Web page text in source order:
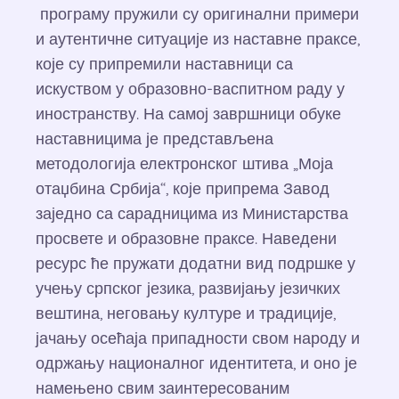
програму пружили су оригинални примери
и аутентичне ситуације из наставне праксе,
које су припремили наставници са
искуством у образовно-васпитном раду у
иностранству. На самој завршници обуке
наставницима је представљена
методологија електронског штива „Моја
отаџбина Србија“, које припрема Завод
заједно са сарадницима из Министарства
просвете и образовне праксе. Наведени
ресурс ће пружати додатни вид подршке у
учењу српског језика, развијању језичких
вештина, неговању културе и традиције,
јачању осећаја припадности свом народу и
одржању националног идентитета, и оно је
намењено свим заинтересованим